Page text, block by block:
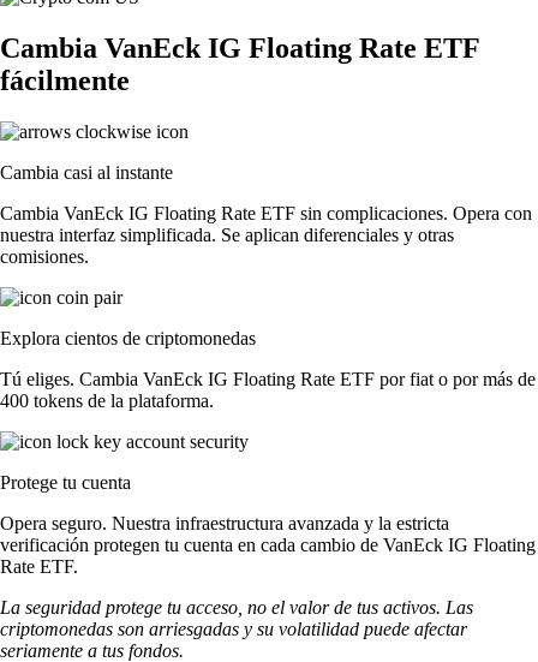
Cambia VanEck IG Floating Rate ETF
fácilmente
Cambia casi al instante
Cambia VanEck IG Floating Rate ETF sin complicaciones. Opera con
nuestra interfaz simplificada. Se aplican diferenciales y otras
comisiones.
Explora cientos de criptomonedas
Tú eliges. Cambia VanEck IG Floating Rate ETF por fiat o por más de
400 tokens de la plataforma.
Protege tu cuenta
Opera seguro. Nuestra infraestructura avanzada y la estricta
verificación protegen tu cuenta en cada cambio de VanEck IG Floating
Rate ETF.
La seguridad protege tu acceso, no el valor de tus activos. Las
criptomonedas son arriesgadas y su volatilidad puede afectar
seriamente a tus fondos.